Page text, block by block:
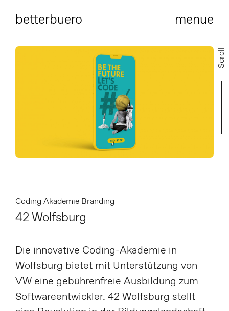
Scroll
betterbuero menue
Coding Akademie Branding
42 Wolfsburg
Die innovative Coding-Akademie in
Wolfsburg bietet mit Unterstützung von
VW eine gebührenfreie Ausbildung zum
Softwareentwickler. 42 Wolfsburg stellt